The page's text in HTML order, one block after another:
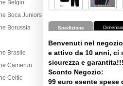
Belgio
Boca Juniors
Borussia
Brasile
Camerun
Celtic
Spedizione
Benvenuti nel
e attivo da 10 anni, ci
sicurezza e
Sconto Negozio:
99 euro esente spese